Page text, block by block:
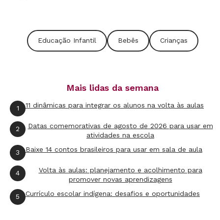
Educação Infantil Bebês Crianças
Mais lidas da semana
1 11 dinâmicas para integrar os alunos na volta às aulas
2
Datas comemorativas de agosto de 2026 para usar em
atividades na escola
3 Baixe 14 contos brasileiros para usar em sala de aula
4
Volta às aulas: planejamento e acolhimento para
promover novas aprendizagens
5 Currículo escolar indígena: desafios e oportunidades